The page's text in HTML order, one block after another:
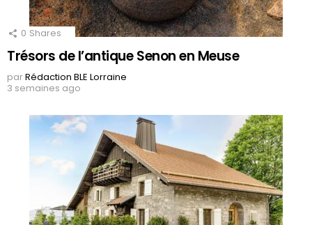
0 Shares
Trésors de l’antique Senon en Meuse
parRédaction BLE Lorraine
3 semaines ago